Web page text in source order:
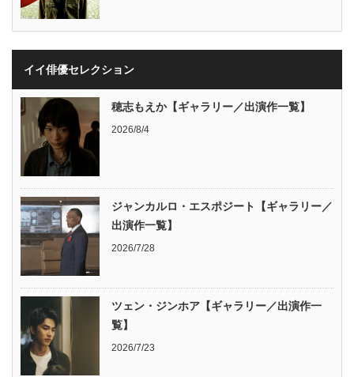
イイ俳優セレクション
穂志もえか【ギャラリー／出演作一覧】
2026/8/4
ジャンカルロ・エスポジート【ギャラリー／
出演作一覧】
2026/7/28
ツェン・ジンホア【ギャラリー／出演作一
覧】
2026/7/23